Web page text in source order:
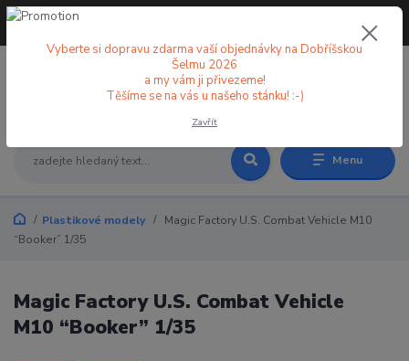
Menu
+420 773 998 582
Plastikové modely
Magic Factory U.S. Combat Vehicle M10
“Booker” 1/35
Magic Factory U.S. Combat Vehicle
M10 “Booker” 1/35
Vyberte si dopravu zdarma vaší objednávky na Dobříšskou
Šelmu 2026
a my vám ji přivezeme!
Těšíme se na vás u našeho stánku! :-)
Zavřít